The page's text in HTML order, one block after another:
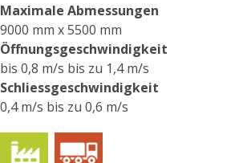
Maximale Abmessungen
9000 mm x 5500 mm
Öffnungsgeschwindigkeit
bis 0,8 m/s bis zu 1,4 m/s
Schliessgeschwindigkeit
0,4 m/s bis zu 0,6 m/s